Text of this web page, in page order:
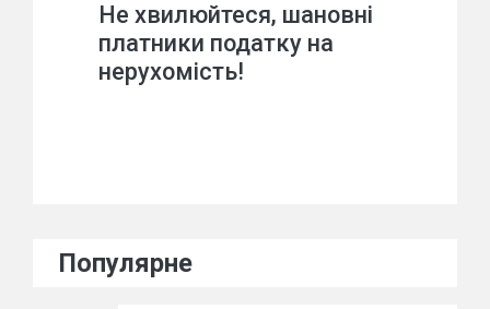
Не хвилюйтеся, шановні
платники податку на
нерухомість!
Популярне